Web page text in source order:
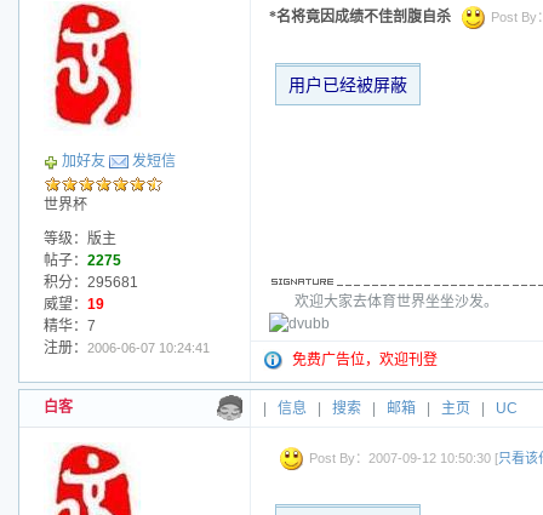
小字报
加好友 发短信
世界杯
等级：版主
帖子： 2275
积分：295681
威望： 19
精华：7
注册： 2006-06-07 10:24:41
*名将竟因成绩不佳剖腹自杀 Post By
用户已经被屏蔽
欢迎大家去体育世界坐坐沙发。
免费广告位，欢迎刊登
白客 信息 搜索 邮箱 主页 UC
Post By：2007-09-12 10:50:30 [只看该